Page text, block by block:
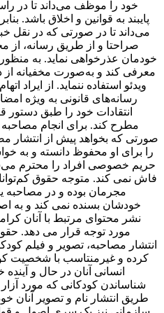
خود را موظف می‌داند تا در
پایبند به قوانین و اخلاق باشد.
می‌داند تا در صورتی که در نقل
صراحتا و از طریق رسانه، از
خودمان عذرخواهی نماید. به
معرفی کند و به‌صورت مخفیانه
ویدئو استفاده ننماید. از ایراد
رسانه‌های قانونی به ‌ویژه
انتقادات‌ خود را طبق
مطرح کند. برای انجام مصاحبه
صورتی که بخواهد پیش از انتشار
را برای او محفوظ دانسته و به
حریم خصوصی افراد را محترم
فاش نمی کند. متوجه حقوق
مجرمان بوده و در مصاحبه
خودشان بسنده نمی کند و به
نشر محتوای مرتبط با آنان
مورد توجه قرار می دهد.
انتشار مصاحبه، تصویر و فیلم
کرده و غیرمنتاسب با شخصیت
انسانی آنان در حال و
شناساندن کودکانی که مورد
طریق انتشار نام و تصویر آنان